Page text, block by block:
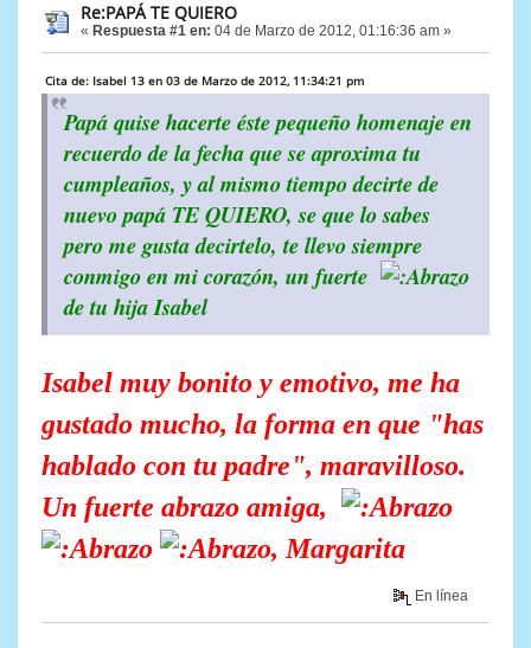
Re:PAPÁ TE QUIERO
« Respuesta #1 en: 04 de Marzo de 2012, 01:16:36 am »
Cita de: Isabel 13 en 03 de Marzo de 2012, 11:34:21 pm
Papá quise hacerte éste pequeño homenaje en
recuerdo de la fecha que se aproxima tu
cumpleaños, y al mismo tiempo decirte de
nuevo papá TE QUIERO, se que lo sabes
pero me gusta decirtelo, te llevo siempre
conmigo en mi corazón, un fuerte
de tu hija Isabel
Isabel muy bonito y emotivo, me ha
gustado mucho, la forma en que "has
hablado con tu padre", maravilloso.
Un fuerte abrazo amiga,
, Margarita
En línea